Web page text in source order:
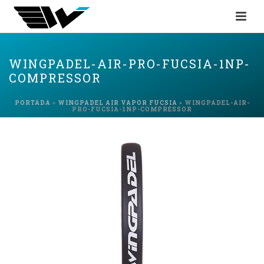
WINGPADEL-AIR-PRO-FUCSIA-1NP-
COMPRESSOR
PORTADA » WINGPADEL AIR VAPOR FUCSIA » WINGPADEL-AIR-
PRO-FUCSIA-1NP-COMPRESSOR